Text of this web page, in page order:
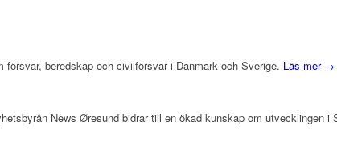
beredskap och civilförsvar i Danmark och Sverige. Läs mer →
News Øresund bidrar till en ökad kunskap om utvecklingen i